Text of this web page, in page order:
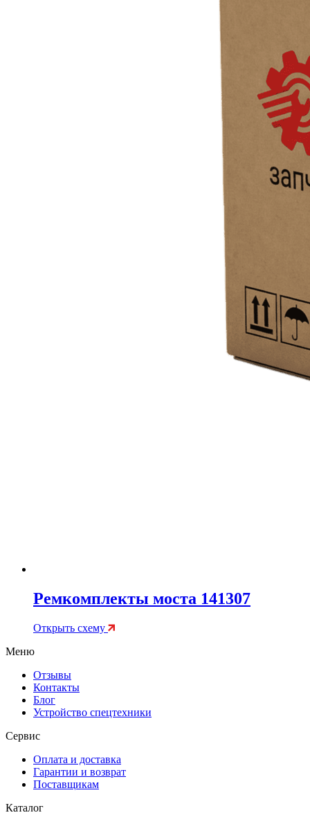
Ремкомплекты моста 141307
Открыть схему
Меню
Отзывы
Контакты
Блог
Устройство спецтехники
Сервис
Оплата и доставка
Гарантии и возврат
Поставщикам
Каталог